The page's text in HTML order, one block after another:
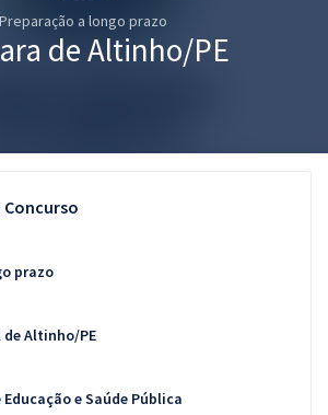
Preparação a longo prazo
de Altinho/PE
prazo
Altinho/PE
e Saúde Pública